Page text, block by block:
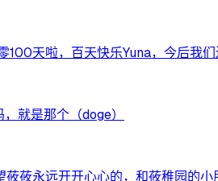
天啦，百天快乐Yuna，今后我
就是那个（doge）
莜永远开开心心的，和莜稚园的